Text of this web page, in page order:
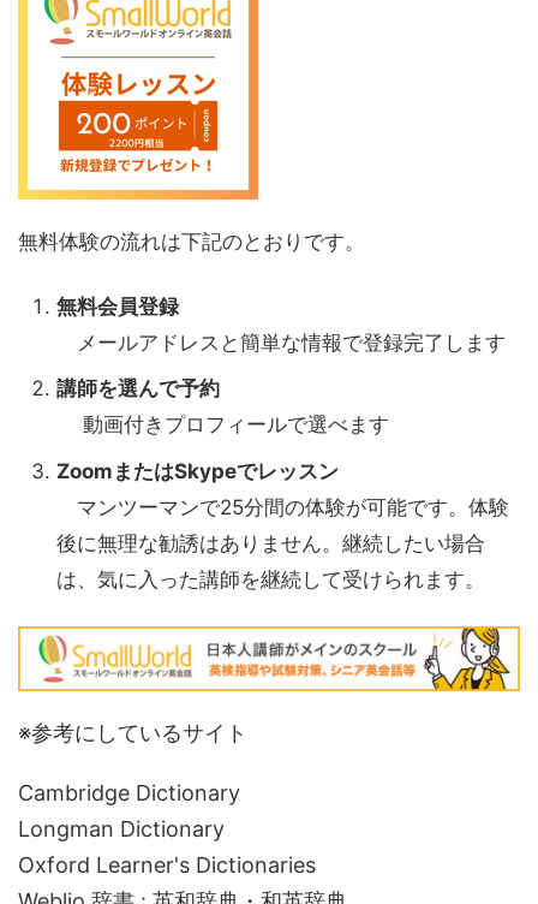
無料体験の流れは下記のとおりです。
無料会員登録
メールアドレスと簡単な情報で登録完了します
講師を選んで予約
動画付きプロフィールで選べます
ZoomまたはSkypeでレッスン
マンツーマンで25分間の体験が可能です。体験
後に無理な勧誘はありません。継続したい場合
は、気に入った講師を継続して受けられます。
※参考にしているサイト
Cambridge Dictionary
Longman Dictionary
Oxford Learner's Dictionaries